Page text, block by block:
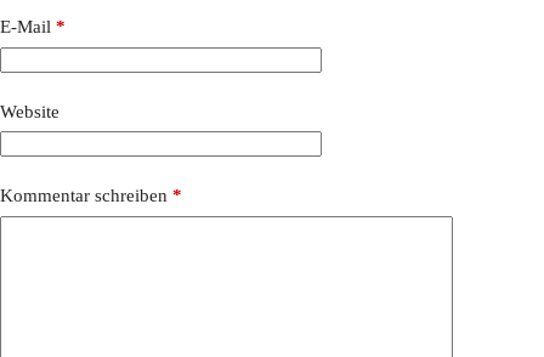
E-Mail *
Website
Kommentar schreiben *